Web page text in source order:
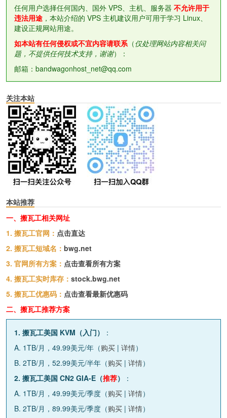
任何用户选择任何国内、国外 VPS、主机、服务器 不允许用于
违法用途 ，本站介绍的 VPS 主机建议用户可用于学习 Linux、
建设正规网站用途。
如本站有任何侵权或不宜内容请联系（仅处理网站内容相关问
题，不提供任何技术支持，谢谢）：
邮箱：bandwagonhost_net@qq.com
关注本站
本站推荐
一、搬瓦工相关网址
1. 搬瓦工官网： 点击直达
2. 搬瓦工短域名： bwg.net
3. 官网所有方案： 点击查看所有方案
4. 搬瓦工实时库存： stock.bwg.net
5. 搬瓦工优惠码： 点击查看最新优惠码
二、搬瓦工推荐方案
1. 搬瓦工美国 KVM（入门）
：
A. 1TB/月，49.99美元/年（购买 | 详情）
B. 2TB/月，52.99美元/半年（购买 | 详情）
2. 搬瓦工美国 CN2 GIA-E（推荐）
：
A. 1TB/月，49.99美元/季度（购买 | 详情）
B. 2TB/月，89.99美元/季度（购买 | 详情）